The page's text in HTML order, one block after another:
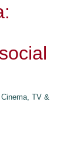
Cinema, TV &